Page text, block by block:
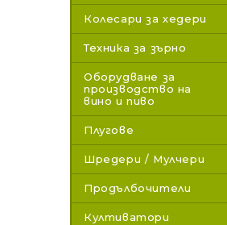
Колесари за хедери
Техника за зърно
Оборудване за
производство на
вино и пиво
Плугове
Шредери / Мулчери
Продълбочители
Култиватори